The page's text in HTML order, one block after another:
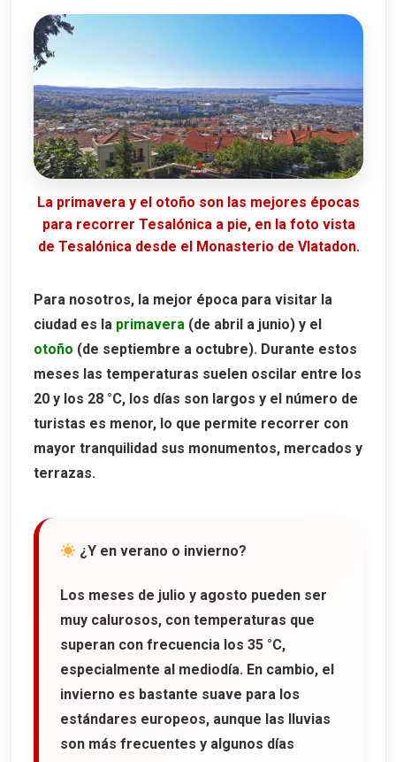
La primavera y el otoño son las mejores épocas
para recorrer Tesalónica a pie, en la foto vista
de Tesalónica desde el Monasterio de Vlatadon.
Para nosotros, la mejor época para visitar la
ciudad es la primavera (de abril a junio) y el
otoño (de septiembre a octubre). Durante estos
meses las temperaturas suelen oscilar entre los
20 y los 28 °C, los días son largos y el número de
turistas es menor, lo que permite recorrer con
mayor tranquilidad sus monumentos, mercados y
terrazas.
¿Y en verano o invierno?
Los meses de julio y agosto pueden ser
muy calurosos, con temperaturas que
superan con frecuencia los 35 °C,
especialmente al mediodía. En cambio, el
invierno es bastante suave para los
estándares europeos, aunque las lluvias
son más frecuentes y algunos días